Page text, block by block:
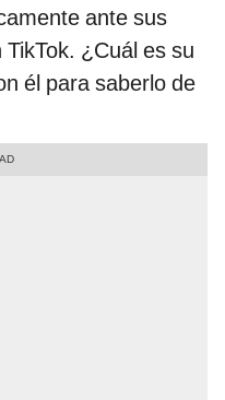
ante sus
¿Cuál es su
él para saberlo de